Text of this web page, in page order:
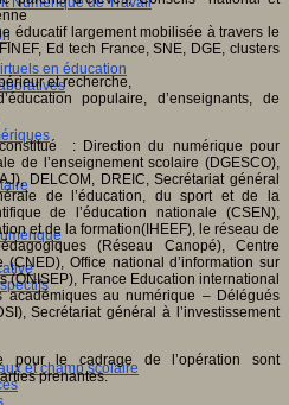
en éducation
et champ scolaire
éducatif largement mobilisée à travers le
Ed tech France, SNE, DGE, clusters
et recherche,
populaire, d’enseignants, de
: Direction du numérique pour
de l’enseignement scolaire (DGESCO),
DELCOM, DREIC, Secrétariat général
de l’éducation, du sport et de la
de l’éducation nationale (CSEN),
et de la formation(IHEEF), le réseau de
(Réseau Canopé), Centre
Office national d’information sur
(ONISEP), France Education international
académiques au numérique – Délégués
Secrétariat général à l’investissement
pour le cadrage de l’opération sont
prenantes.